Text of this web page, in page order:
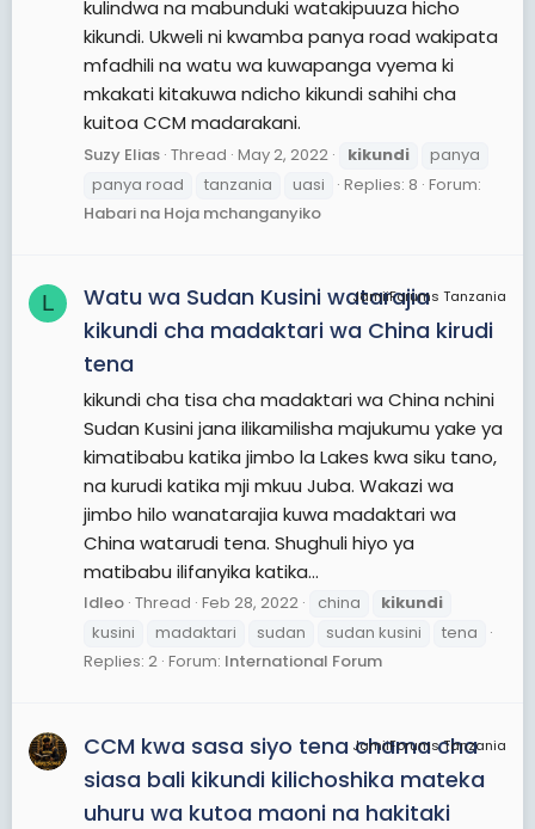
kulindwa na mabunduki watakipuuza hicho
kikundi. Ukweli ni kwamba panya road wakipata
mfadhili na watu wa kuwapanga vyema ki
mkakati kitakuwa ndicho kikundi sahihi cha
kuitoa CCM madarakani.
Suzy Elias Thread May 2, 2022 kikundi
panya
panya road
tanzania uasi Replies: 8 Forum:
Habari na Hoja mchanganyiko
L JamiiForums Tanzania
Watu wa Sudan Kusini watarajia
kikundi cha madaktari wa China kirudi
tena
kikundi cha tisa cha madaktari wa China nchini
Sudan Kusini jana ilikamilisha majukumu yake ya
kimatibabu katika jimbo la Lakes kwa siku tano,
na kurudi katika mji mkuu Juba. Wakazi wa
jimbo hilo wanatarajia kuwa madaktari wa
China watarudi tena. Shughuli hiyo ya
matibabu ilifanyika katika...
ldleo Thread Feb 28, 2022 china
kikundi
kusini
madaktari sudan sudan kusini
tena
Replies: 2 Forum: International Forum
JamiiForums Tanzania
CCM kwa sasa siyo tena chama cha
siasa bali kikundi kilichoshika mateka
uhuru wa kutoa maoni na hakitaki